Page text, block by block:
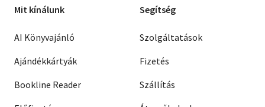
Mit kínálunk
AI Könyvajánló
Ajándékkártyák
Bookline Reader
Segítség
Szolgáltatások
Fizetés
Szállítás